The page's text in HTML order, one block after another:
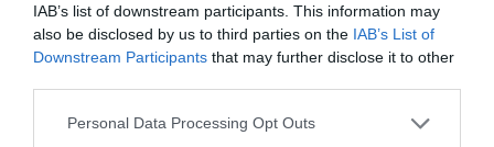
IAB’s list of downstream participants. This information may
also be disclosed by us to third parties on the IAB’s List of
Downstream Participants that may further disclose it to other
Please note that this website/app uses one or more Google
Personal Data Processing Opt Outs
nem jelent meg.
Amikor hajnalban ismét ellenőrizték a helyszínt,